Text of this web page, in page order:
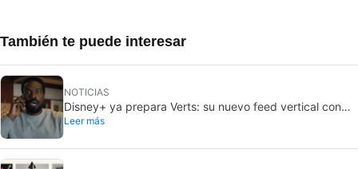
También te puede interesar
NOTICIAS
Disney+ ya prepara Verts: su nuevo feed vertical con
TikTok
Leer más